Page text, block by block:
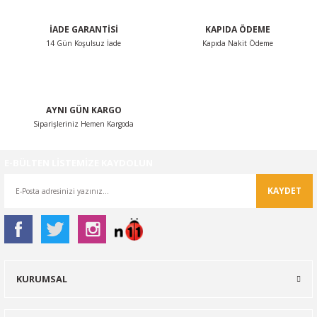
İADE GARANTİSİ
14 Gün Koşulsuz İade
KAPIDA ÖDEME
Kapıda Nakit Ödeme
AYNI GÜN KARGO
Siparişleriniz Hemen Kargoda
KAYDET
KURUMSAL